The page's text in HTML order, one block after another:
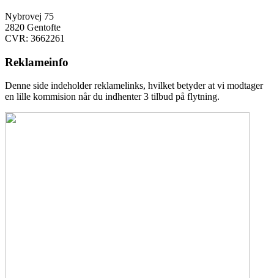
Nybrovej 75
2820 Gentofte
CVR: 3662261
Reklameinfo
Denne side indeholder reklamelinks, hvilket betyder at vi modtager
en lille kommision når du indhenter 3 tilbud på flytning.